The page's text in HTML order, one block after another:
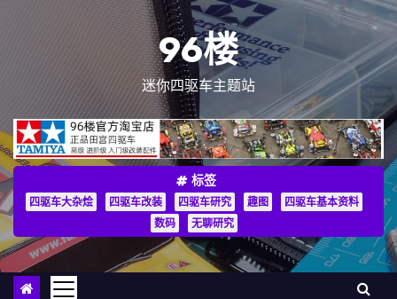
96楼
迷你四驱车主题站
标签
四驱车大杂烩 四驱车改装 四驱车研究 趣图
四驱车基本资料
数码
无聊研究